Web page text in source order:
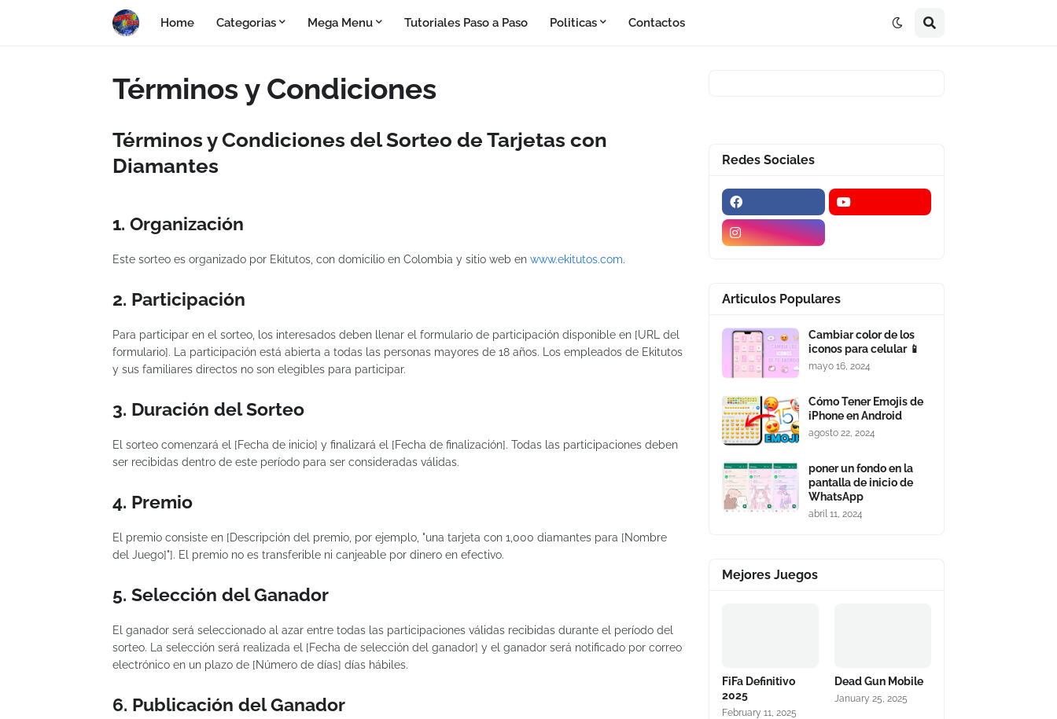
Home Categorias Mega Menu Tutoriales Paso a Paso Politicas Contactos
Términos y Condiciones
Términos y Condiciones del Sorteo de Tarjetas con
Diamantes
1. Organización
Este sorteo es organizado por Ekitutos, con domicilio en Colombia y sitio web en www.ekitutos.com.
2. Participación
Para participar en el sorteo, los interesados deben llenar el formulario de participación disponible en [URL del
formulario]. La participación está abierta a todas las personas mayores de 18 años. Los empleados de Ekitutos
y sus familiares directos no son elegibles para participar.
3. Duración del Sorteo
El sorteo comenzará el [Fecha de inicio] y finalizará el [Fecha de finalización]. Todas las participaciones deben
ser recibidas dentro de este período para ser consideradas válidas.
4. Premio
El premio consiste en [Descripción del premio, por ejemplo, "una tarjeta con 1,000 diamantes para [Nombre
del Juego]"]. El premio no es transferible ni canjeable por dinero en efectivo.
5. Selección del Ganador
El ganador será seleccionado al azar entre todas las participaciones válidas recibidas durante el período del
sorteo. La selección será realizada el [Fecha de selección del ganador] y el ganador será notificado por correo
electrónico en un plazo de [Número de días] días hábiles.
6. Publicación del Ganador
Redes Sociales
Articulos Populares
Cambiar color de los
iconos para celular 📱
mayo 16, 2024
Cómo Tener Emojis de
iPhone en Android
agosto 22, 2024
poner un fondo en la
pantalla de inicio de
WhatsApp
abril 11, 2024
Mejores Juegos
FiFa Definitivo
2025
February 11, 2025
Dead Gun Mobile
January 25, 2025